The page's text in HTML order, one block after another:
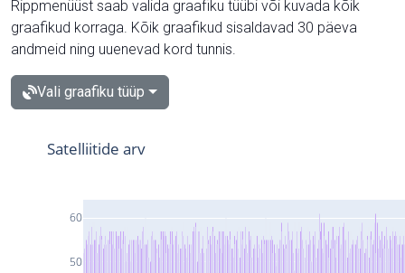
Rippmenüüst saab valida graafiku tüübi või kuvada kõik
graafikud korraga. Kõik graafikud sisaldavad 30 päeva
andmeid ning uuenevad kord tunnis.
Vali graafiku tüüp
50
60
Satelliitide arv